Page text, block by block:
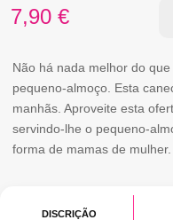
7,90 €
Não há nada melhor do
pequeno-almoço. Esta
manhãs. Aproveite esta
servindo-lhe o pequeno-
forma de mamas de
DISCRIÇÃO